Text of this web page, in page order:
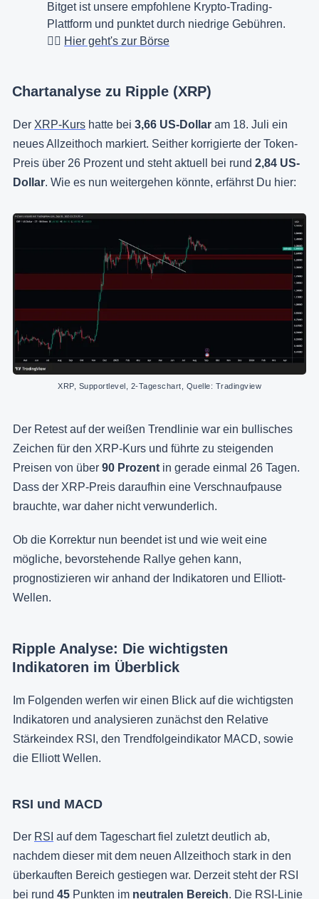
Bitget ist unsere empfohlene Krypto-Trading-
Plattform und punktet durch niedrige Gebühren.
👉🏻 Hier geht's zur Börse
Chartanalyse zu Ripple (XRP)
Der XRP-Kurs hatte bei 3,66 US-Dollar am 18. Juli ein
neues Allzeithoch markiert. Seither korrigierte der Token-
Preis über 26 Prozent und steht aktuell bei rund 2,84 US-
Dollar. Wie es nun weitergehen könnte, erfährst Du hier:
XRP, Supportlevel, 2-Tageschart, Quelle: Tradingview
Der Retest auf der weißen Trendlinie war ein bullisches
Zeichen für den XRP-Kurs und führte zu steigenden
Preisen von über 90 Prozent in gerade einmal 26 Tagen.
Dass der XRP-Preis daraufhin eine Verschnaufpause
brauchte, war daher nicht verwunderlich.
Ob die Korrektur nun beendet ist und wie weit eine
mögliche, bevorstehende Rallye gehen kann,
prognostizieren wir anhand der Indikatoren und Elliott-
Wellen.
Ripple Analyse: Die wichtigsten
Indikatoren im Überblick
Im Folgenden werfen wir einen Blick auf die wichtigsten
Indikatoren und analysieren zunächst den Relative
Stärkeindex RSI, den Trendfolgeindikator MACD, sowie
die Elliott Wellen.
RSI und MACD
Der RSI auf dem Tageschart fiel zuletzt deutlich ab,
nachdem dieser mit dem neuen Allzeithoch stark in den
überkauften Bereich gestiegen war. Derzeit steht der RSI
bei rund 45 Punkten im neutralen Bereich. Die RSI-Linie